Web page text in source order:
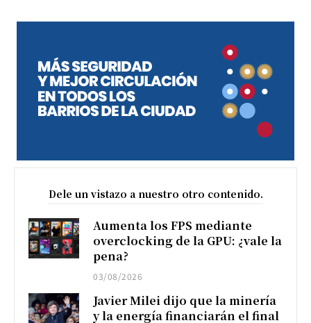
Dele un vistazo a nuestro otro contenido.
Aumenta los FPS mediante
overclocking de la GPU: ¿vale la
pena?
03/08/2026
Javier Milei dijo que la minería
y la energía financiarán el final